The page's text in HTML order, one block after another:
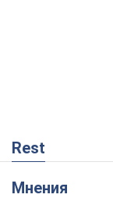
Rest
Мнения